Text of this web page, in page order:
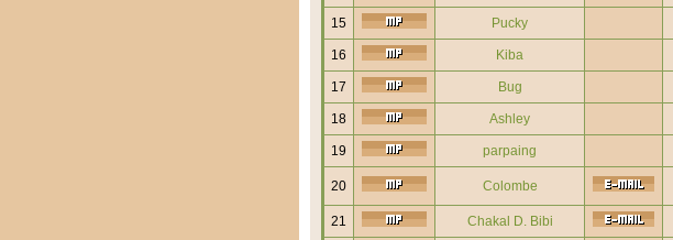
15 Pucky
16 Kiba
17 Bug
18 Ashley
19 parpaing
20 Colombe
21 Chakal D. Bibi